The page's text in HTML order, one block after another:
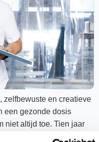
zelfbewuste en creatieve
een gezonde dosis
niet altijd toe. Tien jaar